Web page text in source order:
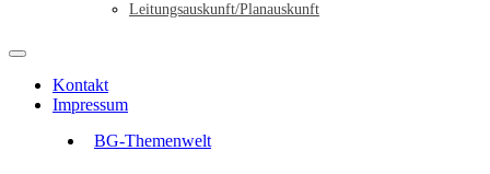
Leitungsauskunft/Planauskunft
BG-Themenwelt
Kontakt
Impressum